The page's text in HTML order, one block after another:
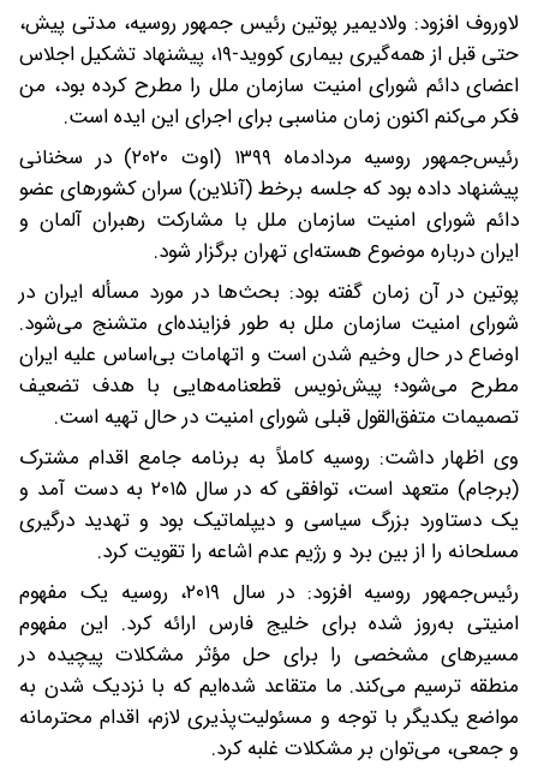
لاوروف افزود: ولادیمیر پوتین رئیس جمهور روسیه، مدتی پیش،
حتی قبل از همه‌گیری بیماری کووید-۱۹، پیشنهاد تشکیل اجلاس
اعضای دائم شورای امنیت سازمان ملل را مطرح کرده بود، من
فکر می‌کنم اکنون زمان مناسبی برای اجرای این ایده است.
رئیس‌جمهور روسیه مردادماه ۱۳۹۹ (اوت ۲۰۲۰) در سخنانی
پیشنهاد داده بود که جلسه برخط (آنلاین) سران کشورهای عضو
دائم شورای امنیت سازمان ملل با مشارکت رهبران آلمان و
ایران درباره موضوع هسته‌ای تهران برگزار شود.
پوتین در آن زمان گفته بود: بحث‌ها در مورد مسأله ایران در
شورای امنیت سازمان ملل به طور فزاینده‌ای متشنج می‌شود.
اوضاع در حال وخیم شدن است و اتهامات بی‌اساس علیه ایران
مطرح می‌شود؛ پیش‌نویس قطعنامه‌هایی با هدف تضعیف
تصمیمات متفق‌القول قبلی شورای امنیت در حال تهیه است.
وی اظهار داشت:‌ روسیه کاملاً به برنامه جامع اقدام مشترک
(برجام) متعهد است، توافقی که در سال ۲۰۱۵ به دست آمد و
یک دستاورد بزرگ سیاسی و دیپلماتیک بود و تهدید درگیری
مسلحانه را از بین برد و رژیم عدم اشاعه را تقویت کرد.
رئیس‌جمهور روسیه افزود:‌ در سال ۲۰۱۹، روسیه یک مفهوم
امنیتی به‌روز شده برای خلیج فارس ارائه کرد. این مفهوم
مسیرهای مشخصی را برای حل مؤثر مشکلات پیچیده در
منطقه ترسیم می‌کند. ما متقاعد شده‌ایم که با نزدیک شدن به
مواضع یکدیگر با توجه و مسئولیت‌پذیری لازم، اقدام محترمانه
و جمعی، می‌توان بر مشکلات غلبه کرد.